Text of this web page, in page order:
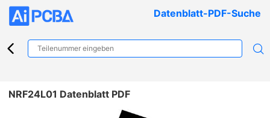
Datenblatt-PDF-Suche
NRF24L01 Datenblatt PDF